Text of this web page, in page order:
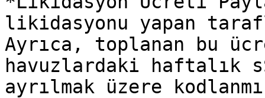
likidasyonu yapan
Ayrıca, toplanan bu
havuzlardaki haftalık
ayrılmak üzere